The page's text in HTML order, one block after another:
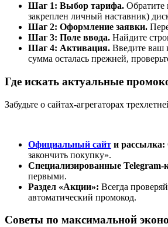
Шаг 1: Выбор тарифа. Обратите
закреплен личный наставник)
Шаг 2: Оформление заявки.
Шаг 3: Поле ввода. Найдите
Шаг 4: Активация. Введите ваш
сумма осталась прежней,
Где искать актуальные
Забудьте о сайтах-агрегаторах
Официальный сайт и рассылка:
закончить покупку».
Специализированные Telegram-
первыми.
Раздел «Акции»: Всегда
автоматический промокод.
Советы по максимальной